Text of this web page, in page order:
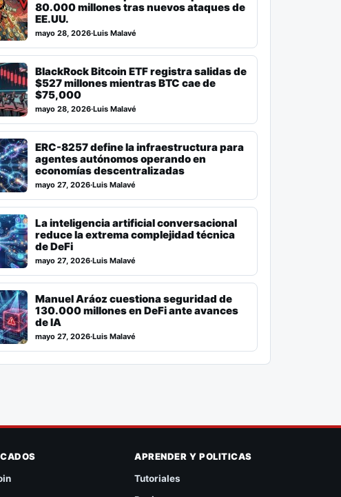
80.000 millones tras nuevos ataques de
EE.UU.
mayo 28, 2026·Luis Malavé
BlackRock Bitcoin ETF registra salidas de
$527 millones mientras BTC cae de
$75,000
mayo 28, 2026·Luis Malavé
ERC-8257 define la infraestructura para
agentes autónomos operando en
economías descentralizadas
mayo 27, 2026·Luis Malavé
La inteligencia artificial conversacional
reduce la extrema complejidad técnica
de DeFi
mayo 27, 2026·Luis Malavé
Manuel Aráoz cuestiona seguridad de
130.000 millones en DeFi ante avances
de IA
mayo 27, 2026·Luis Malavé
APRENDER Y POLITICAS
Tutoriales